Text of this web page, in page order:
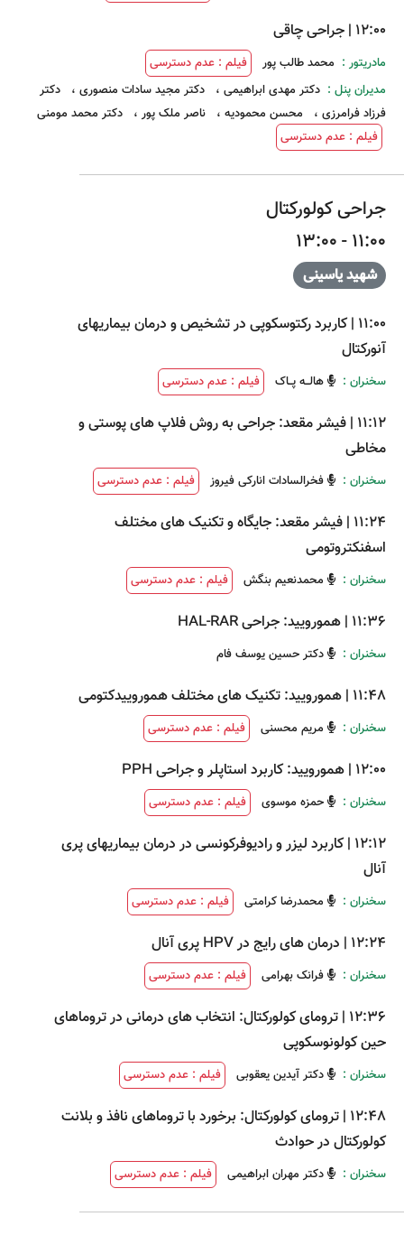
12:00
| جراحی چاقی
مادریتور : محمد طالب پور
فیلم : عدم دسترسی
مدیران پنل : دکتر مهدی ابراهیمی ، دکتر مجید سادات منصوری ،
دکتر
فرزاد فرامرزی ، محسن محمودیه ، ناصر ملک پور ،
دکتر محمد مومنی
فیلم : عدم دسترسی
جراحی کولورکتال
11:00 - 13:00
شهید یاسینی
11:00
|کاربرد رکتوسکوپی در تشخیص و درمان بیماریهای
آنورکتال
سخنران : هالــه پــاک فیلم : عدم دسترسی
11:12
| فیشر مقعد: جراحی به روش فلاپ های پوستی و
مخاطی
سخنران : فخرالسادات انارکی فیروز فیلم : عدم دسترسی
11:24
| فیشر مقعد: جایگاه و تکنیک های مختلف
اسفنکتروتومی
سخنران : محمدنعیم بنگش فیلم : عدم دسترسی
11:36
| همورویید: جراحی HAL-RAR
سخنران : دکتر حسین یوسف فام
11:48
| همورویید: تکنیک های مختلف هموروییدکتومی
سخنران : مریم محسنی فیلم : عدم دسترسی
12:00
| همورویید: کاربرد استاپلر و جراحی PPH
سخنران : حمزه موسوی فیلم : عدم دسترسی
12:12
|کاربرد لیزر و رادیوفرکونسی در درمان بیماریهای پری
آنال
سخنران : محمدرضا کرامتی فیلم : عدم دسترسی
12:24
| درمان های رایج در HPV پری آنال
سخنران : فرانک بهرامی فیلم : عدم دسترسی
12:36
| ترومای کولورکتال: انتخاب های درمانی در تروماهای
حین کولونوسکوپی
سخنران : دکتر آیدین یعقوبی فیلم : عدم دسترسی
12:48
| ترومای کولورکتال: برخورد با تروماهای نافذ و بلانت
کولورکتال در حوادث
سخنران : دکتر مهران ابراهیمی فیلم : عدم دسترسی